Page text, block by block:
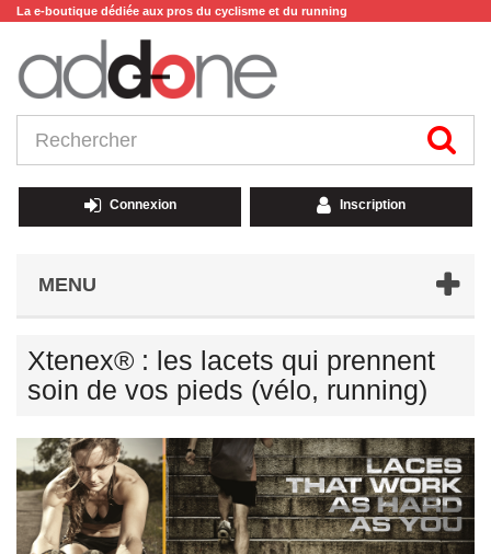
La e-boutique dédiée aux pros du cyclisme et du running
Connexion Inscription
MENU
Xtenex® : les lacets qui prennent
soin de vos pieds (vélo, running)